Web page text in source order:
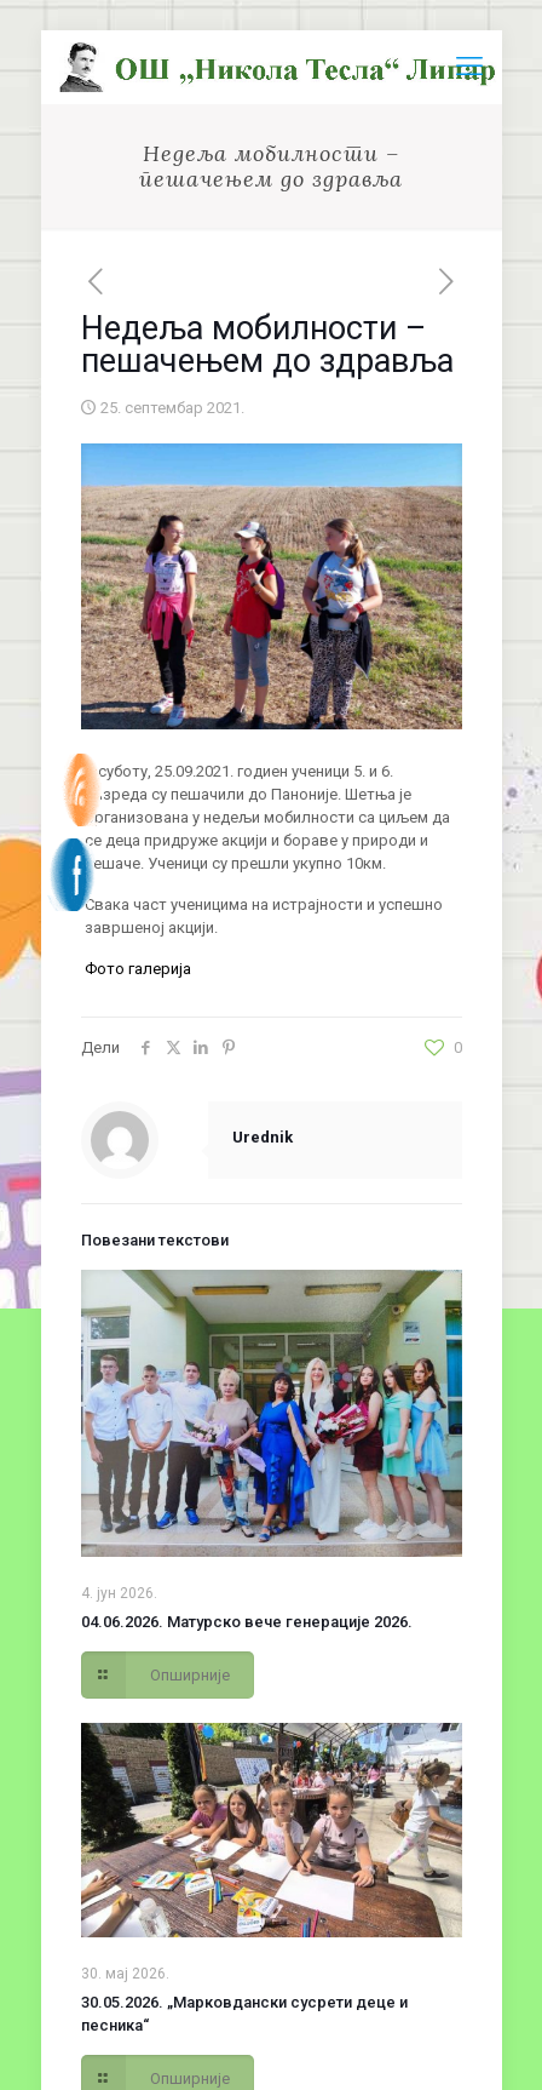
Недеља мобилности –
пешачењем до здравља
Недеља мобилности –
пешачењем до здравља
25. септембар 2021.
У суботу, 25.09.2021. годиен ученици 5. и 6.
разреда су пешачили до Паноније. Шетња је
организована у недељи мобилности са циљем да
се деца придруже акцији и бораве у природи и
пешаче. Ученици су прешли укупно 10км.
Свака част ученицима на истрајности и успешно
завршеној акцији.
Фото галерија
Дели 0
Urednik
Повезани текстови
4. јун 2026.
04.06.2026. Матурско вече генерације 2026.
Опширније
30. мај 2026.
30.05.2026. „Марковдански сусрети деце и
песника“
Опширније